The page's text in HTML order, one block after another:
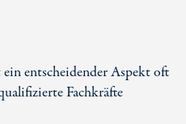
entscheidender Aspekt oft
Fachkräfte